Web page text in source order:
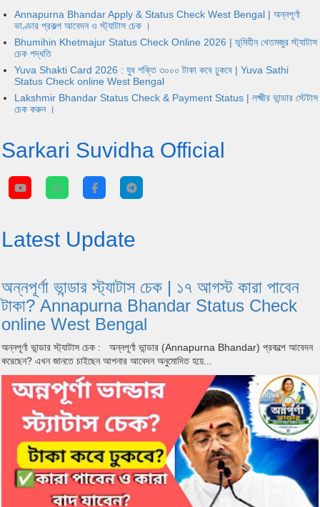
Annapurna Bhandar Apply & Status Check West Bengal | অন্নপূর্ণা
ভাণ্ডার প্রকল্প আবেদন ও স্ট্যাটাস চেক ।
Bhumihin Khetmajur Status Check Online 2026 | ভূমিহীন খেতমজুর স্ট্যাটাস
চেক পদ্ধতি
Yuva Shakti Card 2026 : যুব শক্তি ৩০০০ টাকা কবে ঢুকবে | Yuva Sathi
Status Check online West Bengal
Lakshmir Bhandar Status Check & Payment Status | লক্ষ্মীর ভান্ডার স্টেটাস
চেক করুন ।
Sarkari Suvidha Official
Latest Update
অন্নপূর্ণা ভান্ডার স্ট্যাটাস চেক | ১৭ আগস্ট কারা পাবেন
টাকা? Annapurna Bhandar Status Check
online West Bengal
অন্নপূর্ণা ভান্ডার স্ট্যাটাস চেক : অন্নপূর্ণা ভান্ডার (Annapurna Bhandar) প্রকল্পে আবেদন
করেছেন? এখন জানতে চাইছেন আপনার আবেদন অনুমোদিত হয়ে...